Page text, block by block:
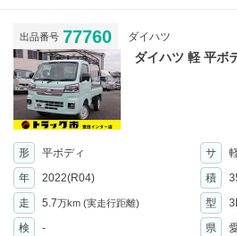
出品番号 77760 ダイハツ
ダイハツ 軽 平ボ
形 平ボディ サ
年
2022(R04) 積
走 5.7万km (実走行距離) 型
検
- 県